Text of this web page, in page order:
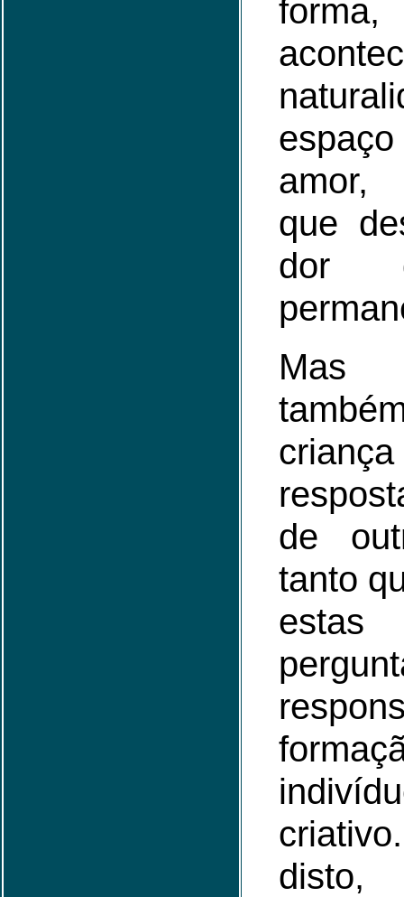
amor,
que
dor
Mas
de
tanto
disto,